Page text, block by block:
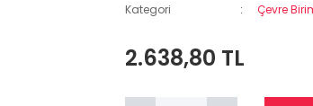
Kategori Çevre
2.638,80 TL